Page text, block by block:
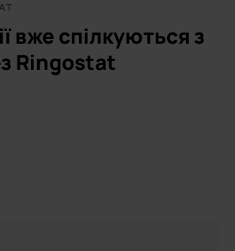
вже спілкуються з
Ringostat